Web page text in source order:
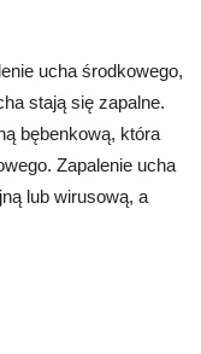
ucha środkowego,
stają się zapalne.
bębenkową, która
Zapalenie ucha
lub wirusową, a